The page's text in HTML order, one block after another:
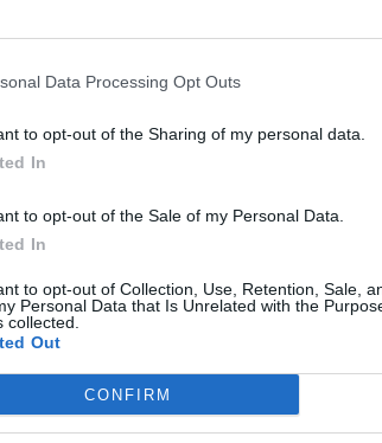
Data Processing Opt Outs
to opt-out of the Sharing of my personal data.
In
to opt-out of the Sale of my Personal Data.
In
to opt-out of Collection, Use, Retention, Sale,
Personal Data that Is Unrelated with the
collected.
Out
CONFIRM